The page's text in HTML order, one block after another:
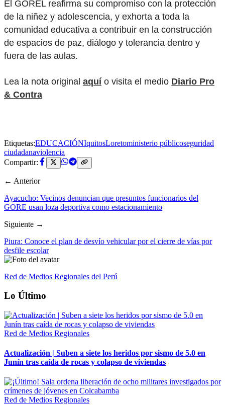
El GOREL reafirma su compromiso con la protección
de la niñez y adolescencia, y exhorta a toda la
comunidad educativa a contribuir en la construcción
de espacios de paz, diálogo y tolerancia dentro y
fuera de las aulas.
Lea la nota original aquío visita el medio Diario Pro
& Contra
Etiquetas:EDUCACIÓNIquitosLoretoministerio públicoseguridad
ciudadanaviolencia
Compartir:
← Anterior
Ayacucho: Vecinos denuncian que presuntos funcionarios del
GORE usan loza deportiva como estacionamiento
Siguiente →
Piura: Conoce el plan de desvío vehicular por el cierre de vías por
desfile escolar
Red de Medios Regionales del Perú
Lo Último
Red de Medios Regionales
Actualización | Suben a siete los heridos por sismo de 5.0 en
Junín tras caída de rocas y colapso de viviendas
Red de Medios Regionales